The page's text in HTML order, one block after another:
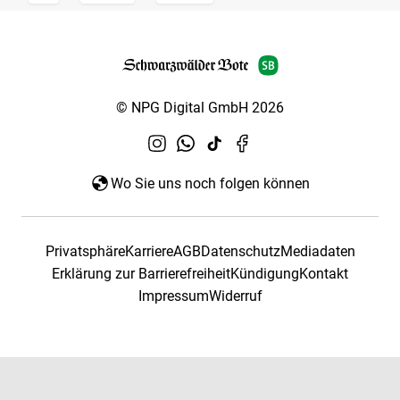
© NPG Digital GmbH 2026
Wo Sie uns noch folgen können
PrivatsphäreKarriereAGBDatenschutzMediadaten
Erklärung zur BarrierefreiheitKündigungKontakt
ImpressumWiderruf